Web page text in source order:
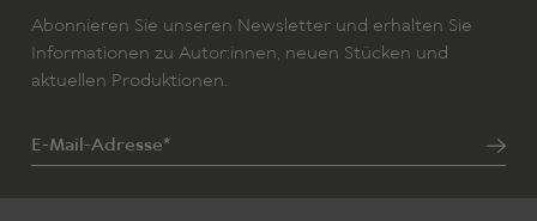
Abonnieren Sie unseren Newsletter und erhalten Sie
Informationen zu Autor:innen, neuen Stücken und
aktuellen Produktionen.
E-Mail-Adresse*